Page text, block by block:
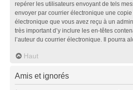
repérer les utilisateurs envoyant de tels
envoyer par courrier électronique une
électronique que vous avez reçu à un
très important d’y inclure les en-têtes
l’auteur du courrier électronique. Il pourra
Haut
Amis et ignorés